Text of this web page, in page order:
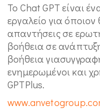
Το Chat GPT είναι
εργαλείο για όποιον
απαντήσεις σε
βοήθεια σε
βοήθεια
ενημερωμένοι και
GPTPlus.